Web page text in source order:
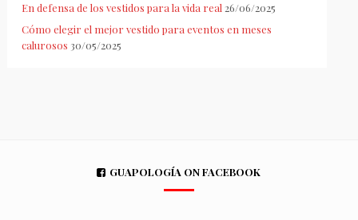
En defensa de los vestidos para la vida real 26/06/2025
Cómo elegir el mejor vestido para eventos en meses
calurosos 30/05/2025
GUAPOLOGÍA ON FACEBOOK